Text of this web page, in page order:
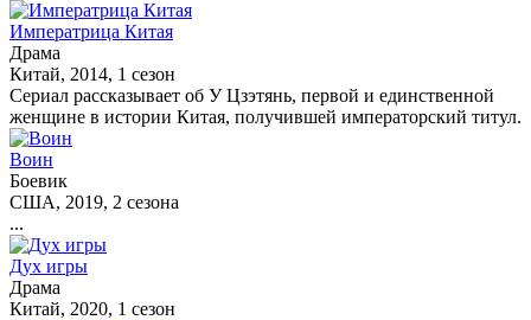
Императрица Китая
Драма
Китай, 2014, 1 сезон
Сериал рассказывает об У Цзэтянь, первой и единственной
женщине в истории Китая, получившей императорский титул.
Воин
Боевик
США, 2019, 2 сезона
...
Дух игры
Драма
Китай, 2020, 1 сезон